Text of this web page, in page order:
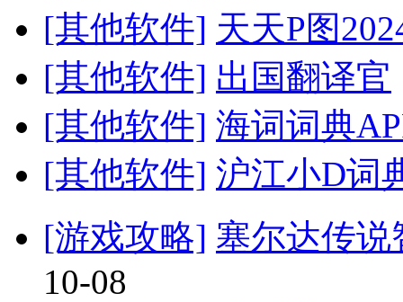
[其他软件] 天天P图
[其他软件] 出国翻译官
[其他软件] 海词词典
[其他软件] 沪江小D词
[游戏攻略] 塞尔达传
10-08